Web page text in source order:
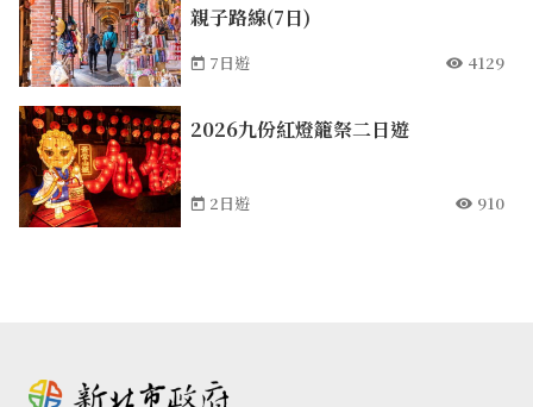
親子路線(7日)
7日遊 4129
2026九份紅燈籠祭二日遊
2日遊 910